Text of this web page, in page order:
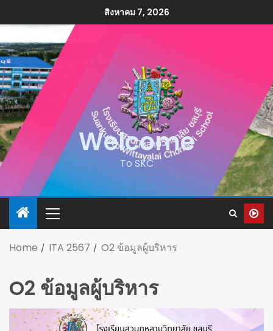
สิงหาคม 7, 2026
Welcome
To SKC
Home ITA 2567 O2 ข้อมูลผู้บริหาร
O2 ข้อมูลผู้บริหาร